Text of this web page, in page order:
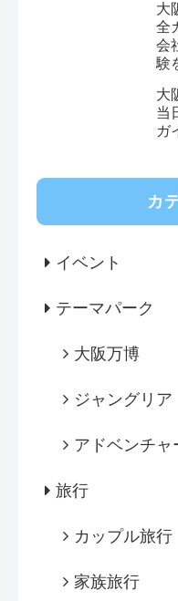
大
全
会
験
大
当
ガ
カ
イベント
テーマパーク
大阪万博
ジャングリア
アドベンチャ
旅行
カップル旅行
家族旅行